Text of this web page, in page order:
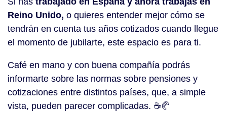
Reino Unido, o quieres entender mejor cómo se
tendrán en cuenta tus años cotizados cuando llegue
el momento de jubilarte, este espacio es para ti.
Café en mano y con buena compañía podrás
informarte sobre las normas sobre pensiones y
cotizaciones entre distintos países, que, a simple
vista, pueden parecer complicadas. ☕🥐